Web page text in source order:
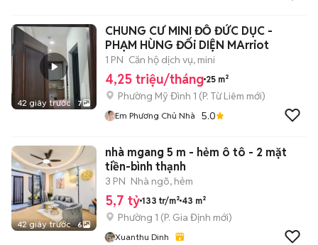
42 giây trước 7
CHUNG CƯ MINI ĐỖ ĐỨC DỤC -
PHẠM HÙNG ĐỐi DIỆN MArriot
1 PN Căn hộ dịch vụ, mini
4,25 triệu/tháng 25 m²
Phường Mỹ Đình 1 (P. Từ Liêm mới)
Em Phương Chủ Nhà 5.0
42 giây trước 6
nhà mgang 5 m - hẻm ô tô - 2 mặt
tiền-bình thạnh
3 PN Nhà ngõ, hẻm
5,7 tỷ 133 tr/m² 43 m²
Phường 1 (P. Gia Định mới)
Xuanthu Dinh